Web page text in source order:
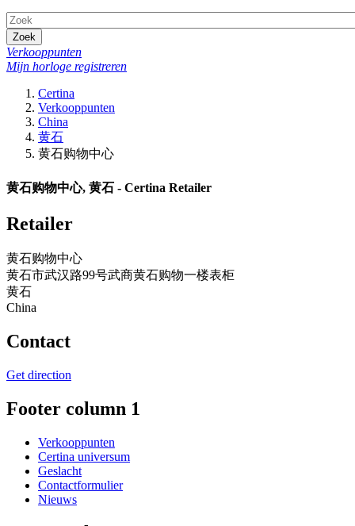
Zoek
Verkooppunten
Mijn horloge registreren
Certina
Verkooppunten
China
黄石
黄石购物中心
黄石购物中心, 黄石 - Certina Retailer
Retailer
黄石购物中心
黄石市武汉路99号武商黄石购物一楼表柜
黄石
China
Contact
Get direction
Footer column 1
Verkooppunten
Certina universum
Geslacht
Contactformulier
Nieuws